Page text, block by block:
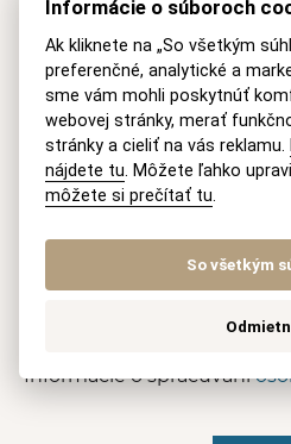
Otázka
Informácie o spracúvaní
Informácie o súboroch
Ak kliknete na „So všetkým
preferenčné, analytické a
sme vám mohli poskytnúť
webovej stránky, merať
stránky a cieliť na vás reklamu.
nájdete tu. Môžete ľahko
môžete si prečítať tu.
So všetkým